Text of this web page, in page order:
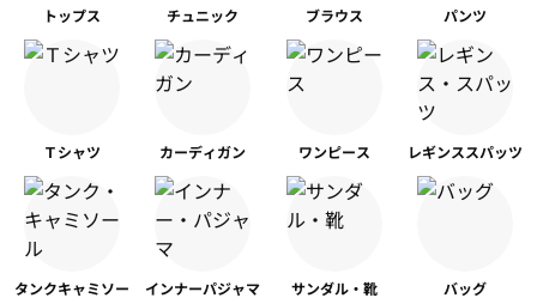
トップス チュニック ブラウス パンツ
Ｔシャツ カーディガン ワンピース レギンススパッツ
タンクキャミソー
インナーパジャマ サンダル・靴 バッグ